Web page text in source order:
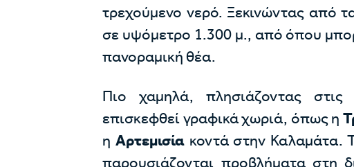
τρεχούμενο νερό. Ξεκινώντας από
σε υψόμετρο 1.300 μ., από όπου
πανοραμική θέα.
Πιο χαμηλά, πλησιάζοντας
επισκεφθεί γραφικά χωριά, όπως η
η Αρτεμισίακοντά στην Καλαμάτα.
παρουσιάζονται προβλήματα στη